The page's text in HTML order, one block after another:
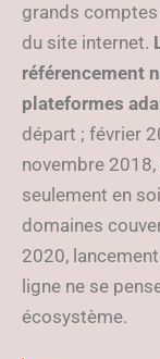
grands
du site internet.
référencement
plateformes
départ ; février
novembre
seulement en
domaines
2020,
ligne ne se
écosystème.